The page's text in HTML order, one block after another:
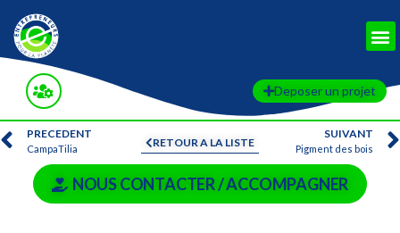
Deposer un projet
RETOUR A LA LISTE
PRECEDENT
CampaTilia
SUIVANT
Pigment des bois
NOUS CONTACTER / ACCOMPAGNER